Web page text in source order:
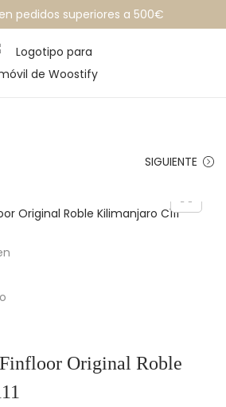
pedidos superiores a 500€
SIGUIENTE
Original Roble